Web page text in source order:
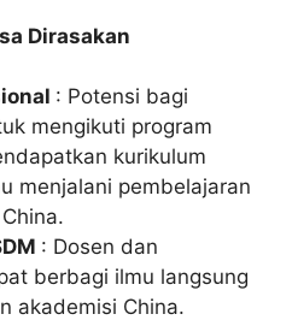
Dirasakan
: Potensi bagi
mengikuti program
kurikulum
menjalani pembelajaran
: Dosen dan
berbagi ilmu langsung
akademisi China.